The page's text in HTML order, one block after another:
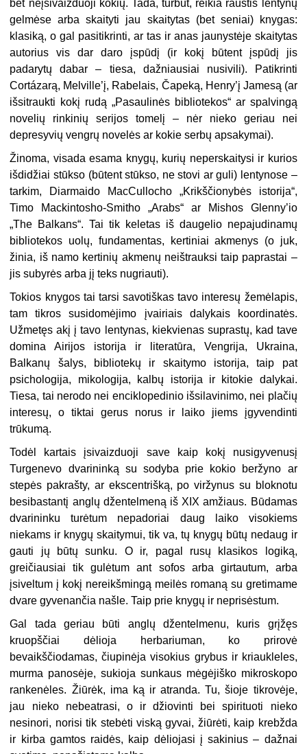
bet neįsivaizduoji kokių. Tada, turbūt, reikia raustis lentynų
gelmėse arba skaityti jau skaitytas (bet seniai) knygas:
klasiką, o gal pasitikrinti, ar tas ir anas jaunystėje skaitytas
autorius vis dar daro įspūdį (ir kokį būtent įspūdį jis
padarytų dabar – tiesa, dažniausiai nusivili). Patikrinti
Cortázarą, Melville’į, Rabelais, Čapeką, Henry’į Jamesą (ar
išsitraukti kokį rudą „Pasaulinės bibliotekos“ ar spalvingą
novelių rinkinių serijos tomelį – nėr nieko geriau nei
depresyvių vengrų novelės ar kokie serbų apsakymai).
Žinoma, visada esama knygų, kurių neperskaitysi ir kurios
išdidžiai stūkso (būtent stūkso, ne stovi ar guli) lentynose –
tarkim, Diarmaido MacCullocho „Krikščionybės istorija“,
Timo Mackintosho-Smitho „Arabs“ ar Mishos Glenny’io
„The Balkans“. Tai tik keletas iš daugelio nepajudinamų
bibliotekos uolų, fundamentas, kertiniai akmenys (o juk,
žinia, iš namo kertinių akmenų neištrauksi taip paprastai –
jis subyrės arba jį teks nugriauti).
Tokios knygos tai tarsi savotiškas tavo interesų žemėlapis,
tam tikros susidomėjimo įvairiais dalykais koordinatės.
Užmetęs akį į tavo lentynas, kiekvienas suprastų, kad tave
domina Airijos istorija ir literatūra, Vengrija, Ukraina,
Balkanų šalys, bibliotekų ir skaitymo istorija, taip pat
psichologija, mikologija, kalbų istorija ir kitokie dalykai.
Tiesa, tai nerodo nei enciklopedinio išsilavinimo, nei plačių
interesų, o tiktai gerus norus ir laiko jiems įgyvendinti
trūkumą.
Todėl kartais įsivaizduoji save kaip kokį nusigyvenusį
Turgenevo dvarininką su sodyba prie kokio beržyno ar
stepės pakrašty, ar ekscentrišką, po viržynus su bloknotu
besibastantį anglų džentelmeną iš XIX amžiaus. Būdamas
dvarininku turėtum nepadoriai daug laiko visokiems
niekams ir knygų skaitymui, tik va, tų knygų būtų nedaug ir
gauti jų būtų sunku. O ir, pagal rusų klasikos logiką,
greičiausiai tik gulėtum ant sofos arba girtautum, arba
įsiveltum į kokį nereikšmingą meilės romaną su gretimame
dvare gyvenančia našle. Taip prie knygų ir neprisėstum.
Gal tada geriau būti anglų džentelmenu, kuris grįžęs
kruopščiai dėlioja herbariuman, ko prirovė
bevaikščiodamas, čiupinėja visokius grybus ir kriaukleles,
murma panosėje, sukioja sunkaus mėgėjiško mikroskopo
rankenėles. Žiūrėk, ima ką ir atranda. Tu, šioje tikrovėje,
jau nieko nebeatrasi, o ir džiovinti bei spirituoti nieko
nesinori, norisi tik stebėti viską gyvai, žiūrėti, kaip krebžda
ir kirba gamtos raidės, kaip dėliojasi į sakinius – dažnai